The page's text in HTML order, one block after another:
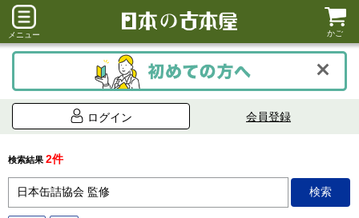
メニュー かご
ログイン 会員登録
検索結果 2件